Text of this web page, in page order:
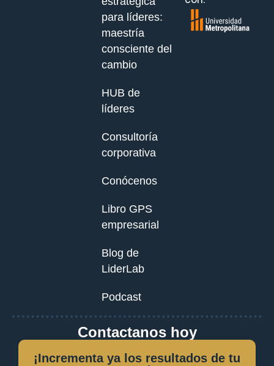
para líderes:
maestría
consciente del
cambio
HUB de
líderes
Consultoría
corporativa
Conócenos
Libro GPS
empresarial
Blog de
LiderLab
Podcast
Contactanos hoy
¡Incrementa ya los resultados de tu